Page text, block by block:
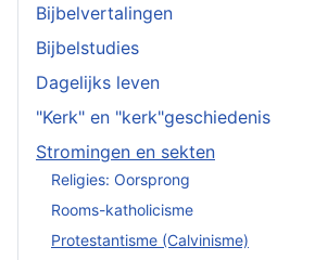
Bijbelvertalingen
Bijbelstudies
Dagelijks leven
"Kerk" en "kerk"geschiedenis
Stromingen en sekten
Religies: Oorsprong
Rooms-katholicisme
Protestantisme (Calvinisme)